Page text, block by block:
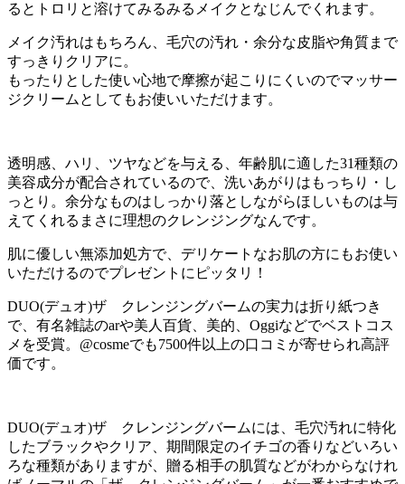
るとトロリと溶けてみるみるメイクとなじんでくれます。
メイク汚れはもちろん、毛穴の汚れ・余分な皮脂や角質まで
すっきりクリアに。
もったりとした使い心地で摩擦が起こりにくいのでマッサー
ジクリームとしてもお使いいただけます。
透明感、ハリ、ツヤなどを与える、年齢肌に適した31種類の
美容成分が配合されているので、洗いあがりはもっちり・し
っとり。余分なものはしっかり落としながらほしいものは与
えてくれるまさに理想のクレンジングなんです。
肌に優しい無添加処方で、デリケートなお肌の方にもお使い
いただけるのでプレゼントにピッタリ！
DUO(デュオ)ザ クレンジングバームの実力は折り紙つき
で、有名雑誌のarや美人百貨、美的、Oggiなどでベストコス
メを受賞。@cosmeでも7500件以上の口コミが寄せられ高評
価です。
DUO(デュオ)ザ クレンジングバームには、毛穴汚れに特化
したブラックやクリア、期間限定のイチゴの香りなどいろい
ろな種類がありますが、贈る相手の肌質などがわからなけれ